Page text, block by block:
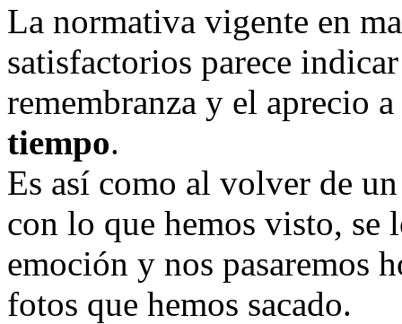
La normativa vigente en
satisfactorios parece
remembranza y el aprecio
tiempo.
Es así como al volver de
con lo que hemos visto, se
emoción y nos pasaremos
fotos que hemos sacado.